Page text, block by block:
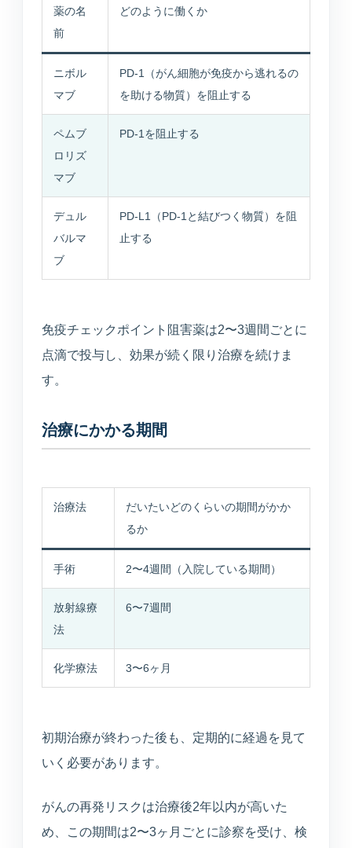
薬の名
前
どのように働くか
ニボル
マブ
PD-1（がん細胞が免疫から逃れるの
を助ける物質）を阻止する
ペムブ
ロリズ
マブ
PD-1を阻止する
デュル
バルマ
ブ
PD-L1（PD-1と結びつく物質）を阻
止する
免疫チェックポイント阻害薬は2〜3週間ごとに
点滴で投与し、効果が続く限り治療を続けま
す。
治療にかかる期間
治療法
だいたいどのくらいの期間がかか
るか
手術 2〜4週間（入院している期間）
放射線療
法
6〜7週間
化学療法 3〜6ヶ月
初期治療が終わった後も、定期的に経過を見て
いく必要があります。
がんの再発リスクは治療後2年以内が高いた
め、この期間は2〜3ヶ月ごとに診察を受け、検